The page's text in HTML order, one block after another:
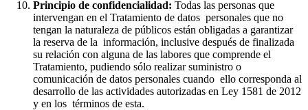
Principio de confidencialidad: Todas las personas que
intervengan en el Tratamiento de datos personales que no
tengan la naturaleza de públicos están obligadas a garantizar
la reserva de la información, inclusive después de finalizada
su relación con alguna de las labores que comprende el
Tratamiento, pudiendo sólo realizar suministro o
comunicación de datos personales cuando ello corresponda al
desarrollo de las actividades autorizadas en Ley 1581 de 2012
y en los términos de esta.